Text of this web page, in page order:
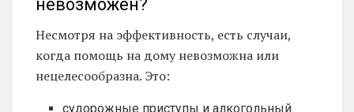
невозможен?
Несмотря на эффективность, есть случаи,
когда помощь на дому невозможна или
нецелесообразна. Это:
судорожные приступы и алкогольный